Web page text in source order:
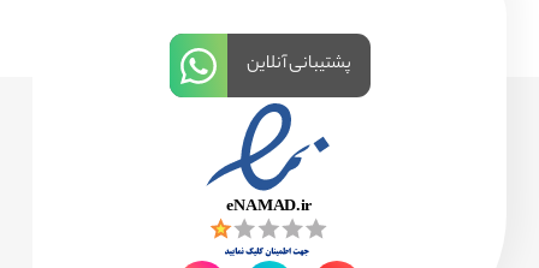
پشتیبانی آنلاین